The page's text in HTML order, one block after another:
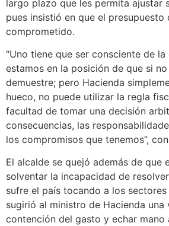
largo plazo que les permita ajustar
pues insistió en que el presupuesto
comprometido.
“Uno tiene que ser consciente de
estamos en la posición de que si
demuestre; pero Hacienda
hueco, no puede utilizar la regla
facultad de tomar una decisión
consecuencias, las
los compromisos que tenemos”,
El alcalde se quejó además de que
solventar la incapacidad de
sufre el país tocando a los
sugirió al ministro de Hacienda una
contención del gasto y echar mano